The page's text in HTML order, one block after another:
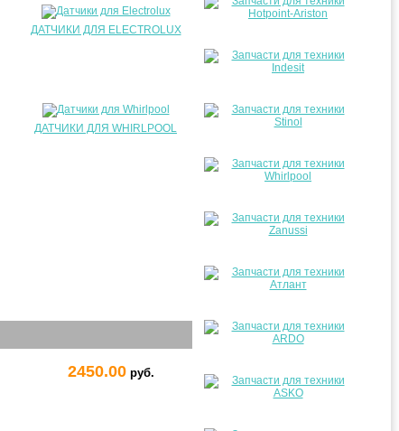
ДАТЧИКИ ДЛЯ ELECTROLUX
ДАТЧИКИ ДЛЯ WHIRLPOOL
2450.00 руб.